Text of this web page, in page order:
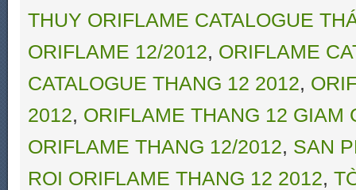
THUY ORIFLAME CATALOGUE
ORIFLAME 12/2012, ORIFLAME
CATALOGUE THANG 12 2012,
2012, ORIFLAME THANG 12 GIAM
ORIFLAME THANG 12/2012, SAN
ROI ORIFLAME THANG 12 2012,